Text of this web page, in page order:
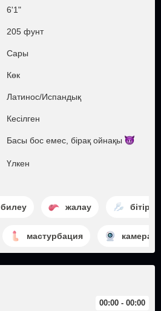
6'1"
205 фунт
Сары
Көк
Латинос/​Испандық
Кесілген
Басы бос емес, бірақ ойнақы
Үлкен
билеу жалау бітіру
мастурбация камера
00:00 - 00:00